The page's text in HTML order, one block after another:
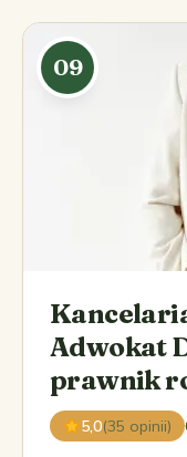
09
Adwokat
prawnik
5,0(35 opinii)